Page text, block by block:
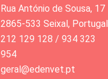
Rua António de Sousa, 17
2865-533 Seixal, Portugal
212 129 128 / 934 323
954
geral@edenvet.pt